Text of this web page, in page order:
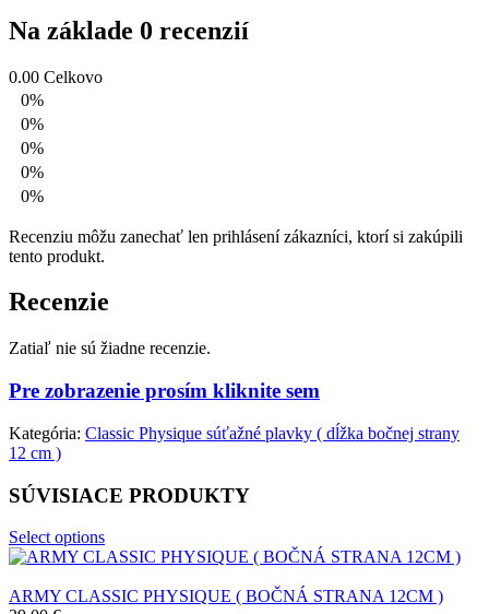
Na základe 0 recenzií
0.00 Celkovo
0%
0%
0%
0%
0%
Recenziu môžu zanechať len prihlásení zákazníci, ktorí si zakúpili
tento produkt.
Recenzie
Zatiaľ nie sú žiadne recenzie.
Pre zobrazenie prosím kliknite sem
Kategória: Classic Physique súťažné plavky ( dĺžka bočnej strany
12 cm )
SÚVISIACE PRODUKTY
Select options
ARMY CLASSIC PHYSIQUE ( BOČNÁ STRANA 12CM )